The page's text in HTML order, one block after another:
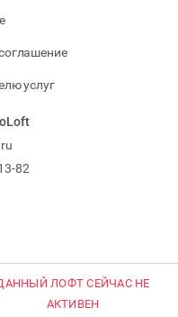
ЛОФТ СЕЙЧАС НЕ
АКТИВЕН
услуг
82